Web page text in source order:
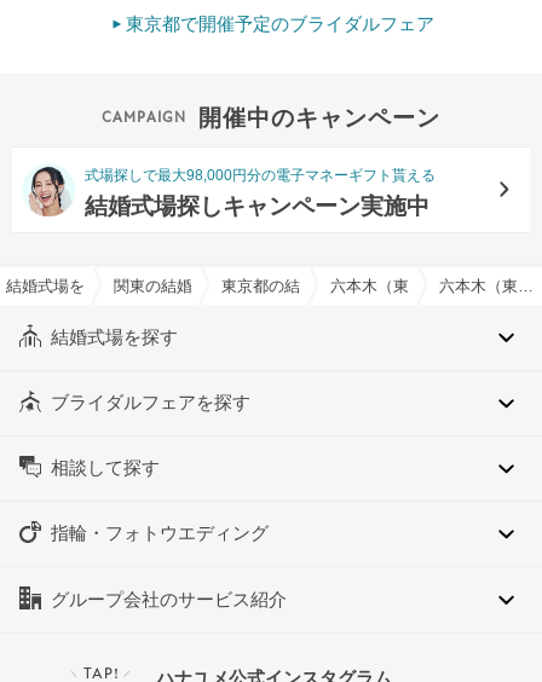
東京都で開催予定のブライダルフェア
開催中のキャンペーン
式場探しで最大98,000円分の電子マネーギフト貰える
結婚式場探しキャンペーン実施中
結婚式場を探すならハナユメ
関東の結婚式場東京都の結婚式場六本木（東京都）の結婚式場
六本木（東京都）の仏前式でおすすめの結婚式場・挙式会場一覧
結婚式場を探す
ブライダルフェアを探す
相談して探す
指輪・フォトウエディング
グループ会社のサービス紹介
＼ TAP! ／